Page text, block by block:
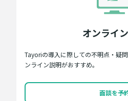
オンライ
Tayoriの導入に際しての不明点・疑
ンライン説明がおすすめ。
面談を予